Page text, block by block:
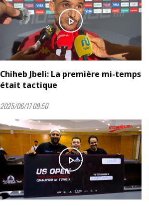
play_arrow
Chiheb Jbeli: La première mi-temps
était tactique
2025/06/17 09:50
play_arrow